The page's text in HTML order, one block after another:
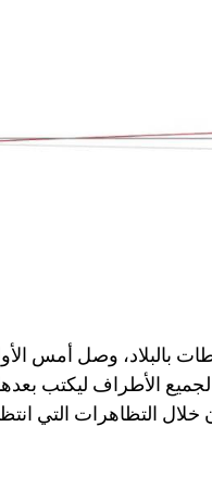
بالبلاد، وصل أمس
لجميع الأطراف ليكتب
التظاهرات التي